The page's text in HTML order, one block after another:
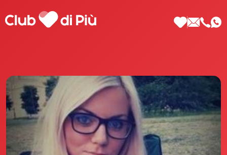
Scopri Club di Più
Le testimonianze Club di Più
La fondatrice Valeria Pilla